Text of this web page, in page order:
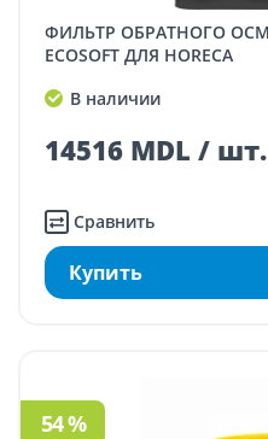
ФИЛЬТР ОБРАТНОГО ОСМОСА ROBUST MINI
ECOSOFT ДЛЯ HORECA
В наличии
14516 MDL / шт.
Сравнить
Купить
54 %